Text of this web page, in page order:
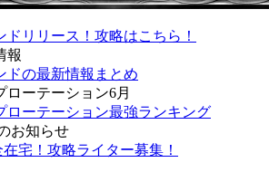
ドリリース！攻略はこちら！
報
ドの最新情報まとめ
ローテーション6月
ローテーション最強ランキング
お知らせ
宅！攻略ライター募集！